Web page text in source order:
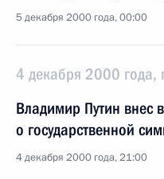
5 декабря 2000 года, 00:00
4 декабря 2000 года,
Владимир Путин внес
о государственной
4 декабря 2000 года, 21:00